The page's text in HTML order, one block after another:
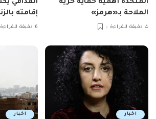
المتحدة أهمية حماية حرية
الملاحة بـ«هرمز»
4 دقيقة للقراءة
القذافي
إقامته
6 دقيقة للقراءة
اخبار اخبار